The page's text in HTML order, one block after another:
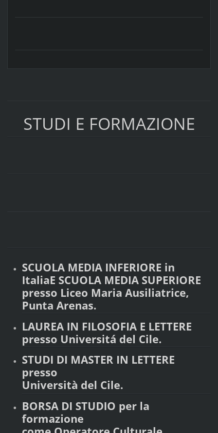
STUDI E FORMAZIONE
SCUOLA MEDIA INFERIORE in
ItaliaE SCUOLA MEDIA SUPERIORE
presso Liceo Maria Ausiliatrice,
Punta Arenas.
LAUREA IN FILOSOFIA E LETTERE
presso Universitá del Cile.
STUDI DI MASTER IN LETTERE
presso
Università del Cile.
BORSA DI STUDIO per la
formazione